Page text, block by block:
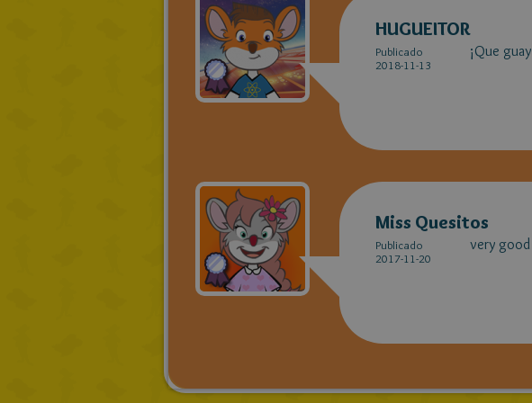
HUGUEITOR
Publicado
2018-11-13
¡Que guay
Miss Quesitos
Publicado
2017-11-20
very good